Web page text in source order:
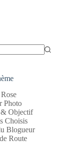
Photo
& Objectif
Choisis
Blogueur
Route